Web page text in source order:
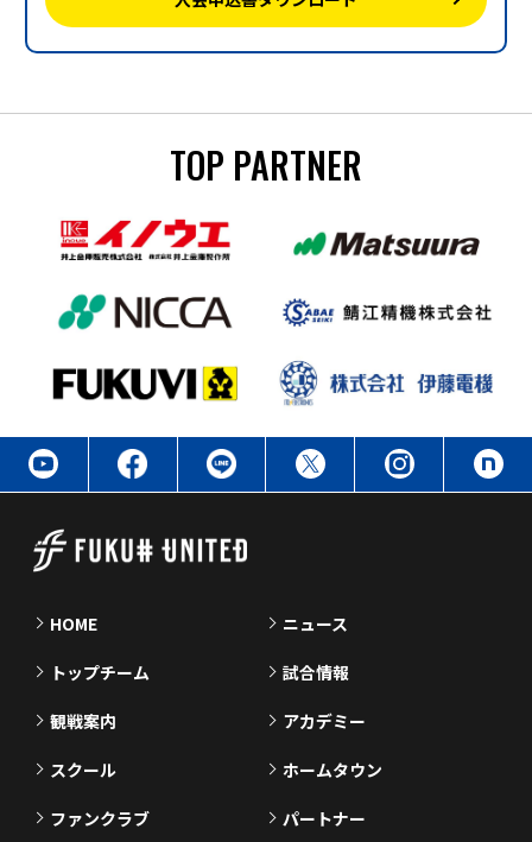
TOP PARTNER
HOME ニュース
トップチーム 試合情報
観戦案内 アカデミー
スクール ホームタウン
ファンクラブ パートナー